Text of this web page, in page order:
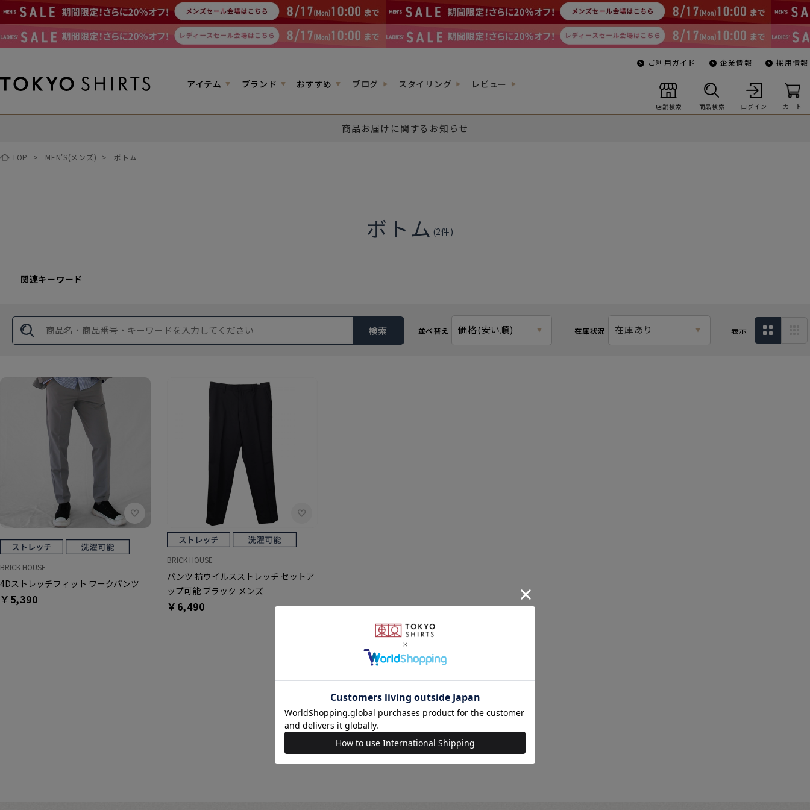
アイテム ブランド おすすめ ブログ スタイリング レビュー
ご利用ガイド 企業情報 採用情報
店舗検索 商品検索 ログイン カート
商品お届けに関するお知らせ
TOP > MEN'S(メンズ) > ボトム
ボトム (2件)
関連キーワード
検索 並べ替え 価格(安い順) 在庫状況 在庫あり 表示
BRICK HOUSE
4Dストレッチフィット ワークパンツ
￥5,390
BRICK HOUSE
パンツ 抗ウイルスストレッチ セットア
ップ可能 ブラック メンズ
￥6,490